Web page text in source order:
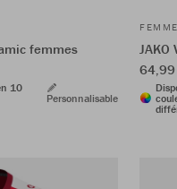
femmes
10
Personnalisable